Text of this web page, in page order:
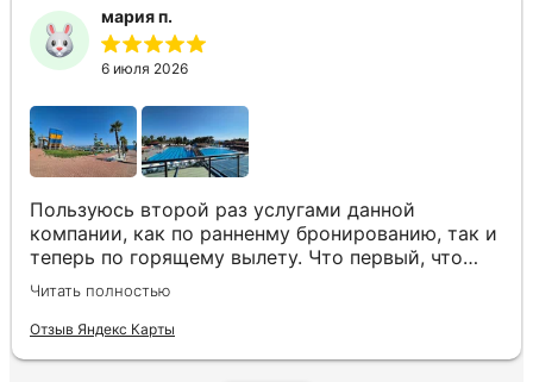
мария п.
6 июля 2026
Пользуюсь второй раз услугами данной
компании, как по ранненму бронированию, так и
теперь по горящему вылету. Что первый, что
второй раз путёвки подобраны под наши
индивидуальные запросы идеально. Работаем с
менеджером Анной Макеевой, всегда на связи,
Читать полностью
Отзыв Яндекс Карты